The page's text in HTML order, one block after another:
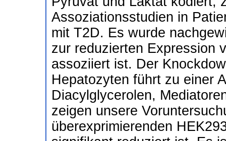
Assoziationsstudien in
mit T2D. Es wurde
zur reduzierten Expression
assoziiert ist. Der
Hepatozyten führt zu einer
Diacylglycerolen,
zeigen unsere
überexprimierenden